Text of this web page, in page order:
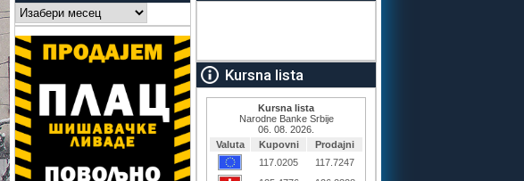
Arhive
Kursna lista